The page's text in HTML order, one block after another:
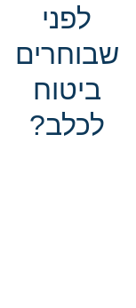
לפני
שבוחרים
ביטוח
לכלב?